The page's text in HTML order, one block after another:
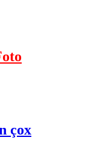
çox